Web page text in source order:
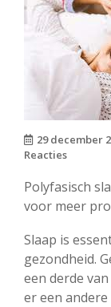
29 december
Reacties
Polyfasisch
voor meer
Slaap is
gezondheid.
een derde
er een